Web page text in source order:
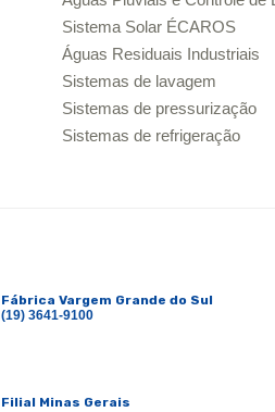
Sistema Solar ÉCAROS
Águas Residuais Industriais
Sistemas de lavagem
Sistemas de pressurização
Sistemas de refrigeração
Fábrica Vargem Grande do Sul
(19) 3641-9100
Filial Minas Gerais